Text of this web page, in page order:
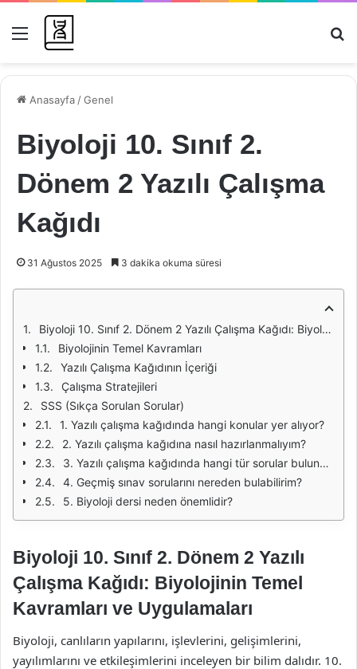
Menü
Anasayfa /Genel
Biyoloji 10. Sınıf 2.
Dönem 2 Yazılı Çalışma
Kağıdı
31 Ağustos 2025 3 dakika okuma süresi
Biyoloji 10. Sınıf 2. Dönem 2 Yazılı Çalışma Kağıdı: Biyolojinin Temel Kavramları ve Uygulamaları
Biyolojinin Temel Kavramları
Yazılı Çalışma Kağıdının İçeriği
Çalışma Stratejileri
SSS (Sıkça Sorulan Sorular)
1. Yazılı çalışma kağıdında hangi konular yer alıyor?
2. Yazılı çalışma kağıdına nasıl hazırlanmalıyım?
3. Yazılı çalışma kağıdında hangi tür sorular bulunuyor?
4. Geçmiş sınav sorularını nereden bulabilirim?
5. Biyoloji dersi neden önemlidir?
Biyoloji 10. Sınıf 2. Dönem 2 Yazılı
Çalışma Kağıdı: Biyolojinin Temel
Kavramları ve Uygulamaları
Biyoloji, canlıların yapılarını, işlevlerini, gelişimlerini,
yayılımlarını ve etkileşimlerini inceleyen bir bilim dalıdır. 10.